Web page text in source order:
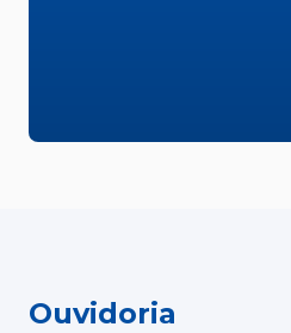
Ouvidoria